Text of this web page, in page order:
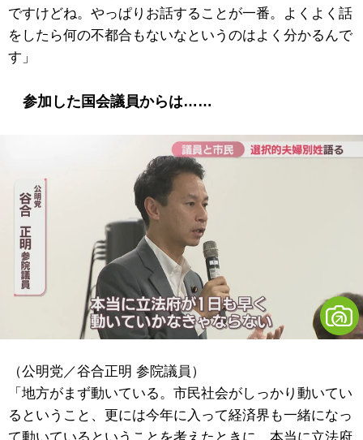
ですけどね。やっぱりお話することが一番。よくよく話
をしたら何の不都合もないなというのはよく分かるんで
す」
参加した国会議員からは……
（公明党／谷合正明 参院議員）
「地方がまず動いている。市民社会がしっかり動いてい
るということ、更には今年に入って経済界も一緒になっ
て動いているということを考えたときに、本当に立法府